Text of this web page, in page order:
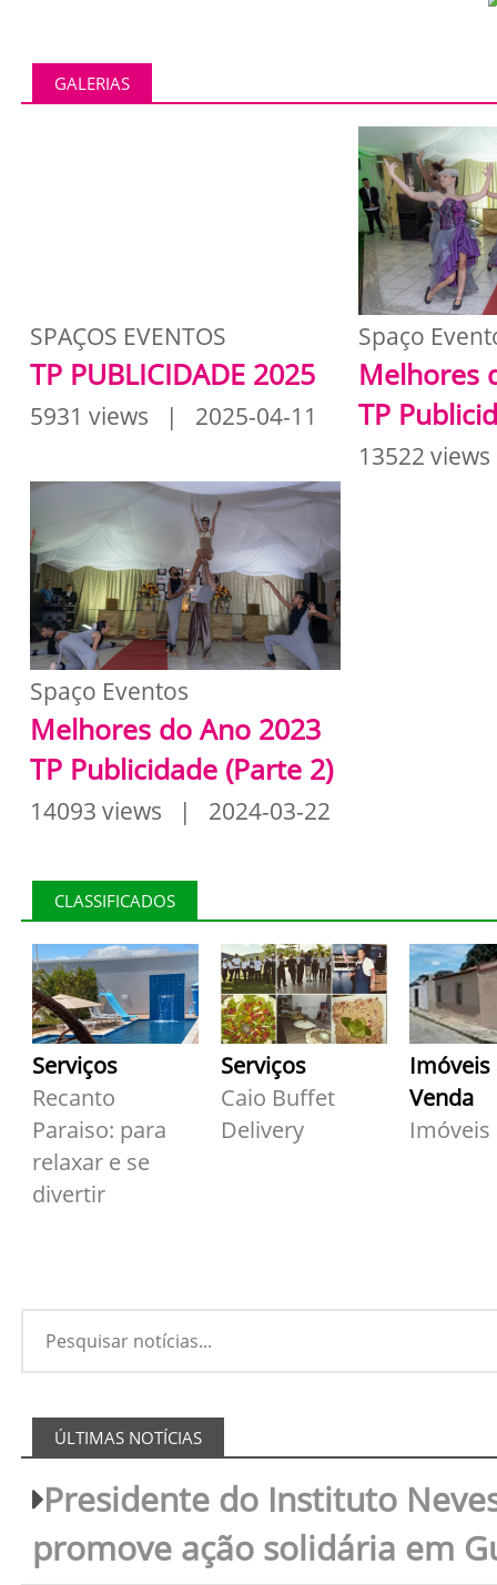
GALERIAS
SPAÇOS EVENTOS
TP PUBLICIDADE 2025
5931 views | 2025-04-11
Spaço
Melhores
TP
13522
Spaço Eventos
Melhores do Ano 2023
TP Publicidade (Parte 2)
14093 views | 2024-03-22
CLASSIFICADOS
Serviços
Recanto
Paraiso: para
relaxar e se
divertir
Serviços
Caio Buffet
Delivery
Imóveis
Venda
Imóveis
ÚLTIMAS NOTÍCIAS
Presidente do Instituto
promove ação solidária em